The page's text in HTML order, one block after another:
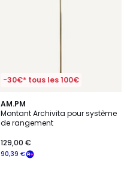
-30€* tous les 100€
AM.PM
Montant Archivita pour système
de rangement
90,39 €
129,00 €
3,8
/ 5
2
Couleurs